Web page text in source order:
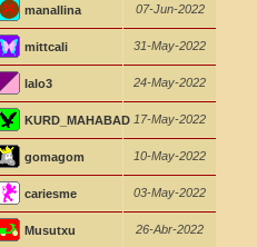
manallina 07-Jun-2022
mittcali 31-May-2022
lalo3 24-May-2022
KURD_MAHABAD 17-May-2022
gomagom 10-May-2022
cariesme 03-May-2022
Musutxu 26-Abr-2022